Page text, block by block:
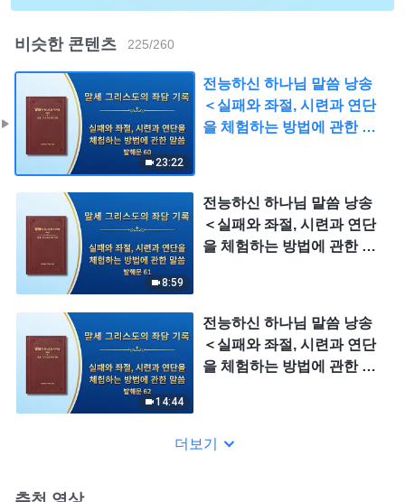
비슷한 콘텐츠 225/260
23:22
전능하신 하나님 말씀 낭송
＜실패와 좌절, 시련과 연단
을 체험하는 방법에 관한 말
8:59
전능하신 하나님 말씀 낭송
＜실패와 좌절, 시련과 연단
을 체험하는 방법에 관한 말
14:44
전능하신 하나님 말씀 낭송
＜실패와 좌절, 시련과 연단
을 체험하는 방법에 관한 말
더보기